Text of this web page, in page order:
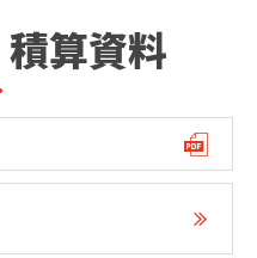
算資料